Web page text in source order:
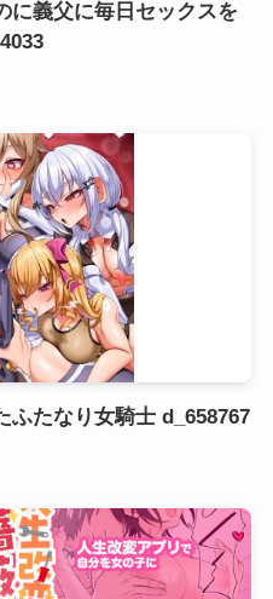
に義父に毎日セックスを
ふたなり女騎士 d_658767